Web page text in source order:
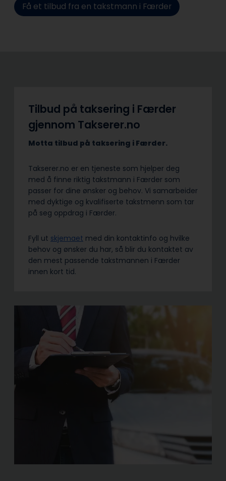
Få et tilbud fra en takstmann i Færder
Tilbud på taksering i Færder
gjennom Takserer.no
Motta tilbud på taksering i Færder.
Takserer.no er en tjeneste som hjelper deg
med å finne riktig takstmann i Færder som
passer for dine ønsker og behov. Vi samarbeider
med dyktige og kvalifiserte takstmenn som tar
på seg oppdrag i Færder.
Fyll ut skjemaet med din kontaktinfo og hvilke
behov og ønsker du har, så blir du kontaktet av
den mest passende takstmannen i Færder
innen kort tid.